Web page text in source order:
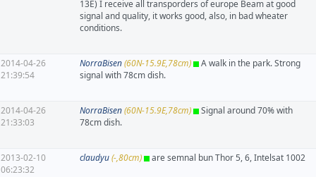
13E) I receive all transporders of europe Beam at good
signal and quality, it works good, also, in bad wheater
conditions.
2014-04-26
21:39:54
NorraBisen(60N-15.9E,78cm)
A walk in the park. Strong
signal with 78cm dish.
2014-04-26
21:33:03
NorraBisen(60N-15.9E,78cm)
Signal around 70% with
78cm dish.
2013-02-10
06:23:32
claudyu(-,80cm) are semnal bun Thor 5, 6, Intelsat 1002